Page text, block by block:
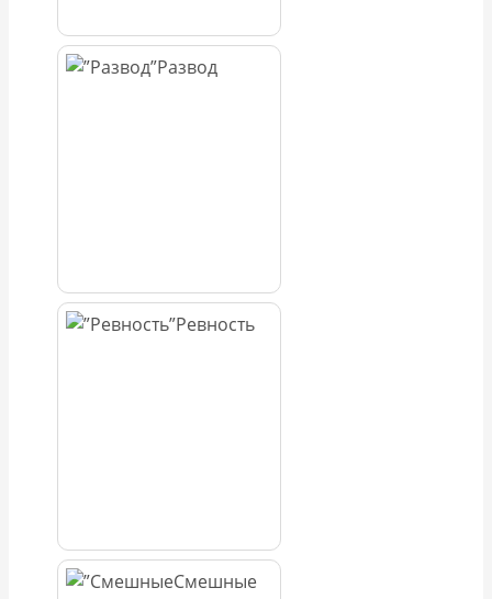
Развод
Ревность
Смешные